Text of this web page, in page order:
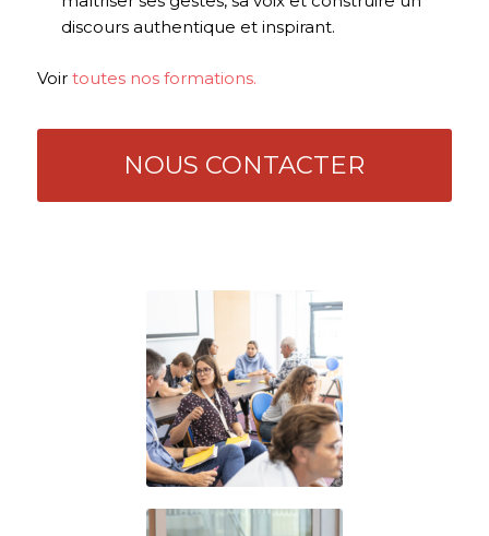
discours authentique et inspirant.
Voir toutes nos formations.
NOUS CONTACTER